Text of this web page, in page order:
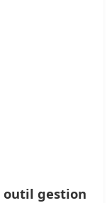
outil gestion